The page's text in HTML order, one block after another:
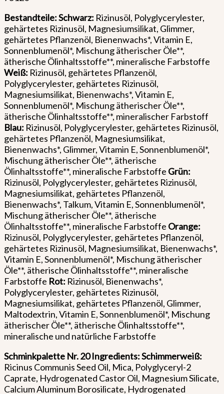
Bestandteile: Schwarz: Rizinusöl, Polyglycerylester,
gehärtetes Rizinusöl, Magnesiumsilikat, Glimmer,
gehärtetes Pflanzenöl, Bienenwachs*, Vitamin E,
Sonnenblumenöl*, Mischung ätherischer Öle**,
ätherische Ölinhaltsstoffe**, mineralische Farbstoffe
Weiß: Rizinusöl, gehärtetes Pflanzenöl,
Polyglycerylester, gehärtetes Rizinusöl,
Magnesiumsilikat, Bienenwachs*, Vitamin E,
Sonnenblumenöl*, Mischung ätherischer Öle**,
ätherische Ölinhaltsstoffe**, mineralischer Farbstoff
Blau: Rizinusöl, Polyglycerylester, gehärtetes Rizinusöl,
gehärtetes Pflanzenöl, Magnesiumsilikat,
Bienenwachs*, Glimmer, Vitamin E, Sonnenblumenöl*,
Mischung ätherischer Öle**, ätherische
Ölinhaltsstoffe**, mineralische Farbstoffe Grün:
Rizinusöl, Polyglycerylester, gehärtetes Rizinusöl,
Magnesiumsilikat, gehärtetes Pflanzenöl,
Bienenwachs*, Talkum, Vitamin E, Sonnenblumenöl*,
Mischung ätherischer Öle**, ätherische
Ölinhaltsstoffe**, mineralische Farbstoffe Orange:
Rizinusöl, Polyglycerylester, gehärtetes Pflanzenöl,
gehärtetes Rizinusöl, Magnesiumsilikat, Bienenwachs*,
Vitamin E, Sonnenblumenöl*, Mischung ätherischer
Öle**, ätherische Ölinhaltsstoffe**, mineralische
Farbstoffe Rot: Rizinusöl, Bienenwachs*,
Polyglycerylester, gehärtetes Rizinusöl,
Magnesiumsilikat, gehärtetes Pflanzenöl, Glimmer,
Maltodextrin, Vitamin E, Sonnenblumenöl*, Mischung
ätherischer Öle**, ätherische Ölinhaltsstoffe**,
mineralische und natürliche Farbstoffe
Schminkpalette Nr. 20Ingredients: Schimmerweiß:
Ricinus Communis Seed Oil, Mica, Polyglyceryl-2
Caprate, Hydrogenated Castor Oil, Magnesium Silicate,
Calcium Aluminum Borosilicate, Hydrogenated